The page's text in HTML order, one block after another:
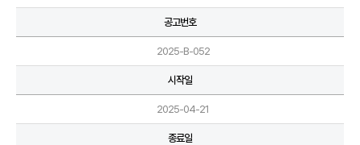
공고번호
2025-B-052
시작일
2025-04-21
종료일